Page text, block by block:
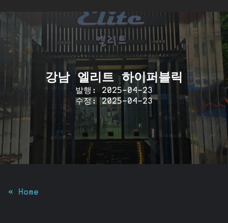
강남 엘리트 하이퍼블릭
발행: 2025-04-23
수정: 2025-04-23
« Home